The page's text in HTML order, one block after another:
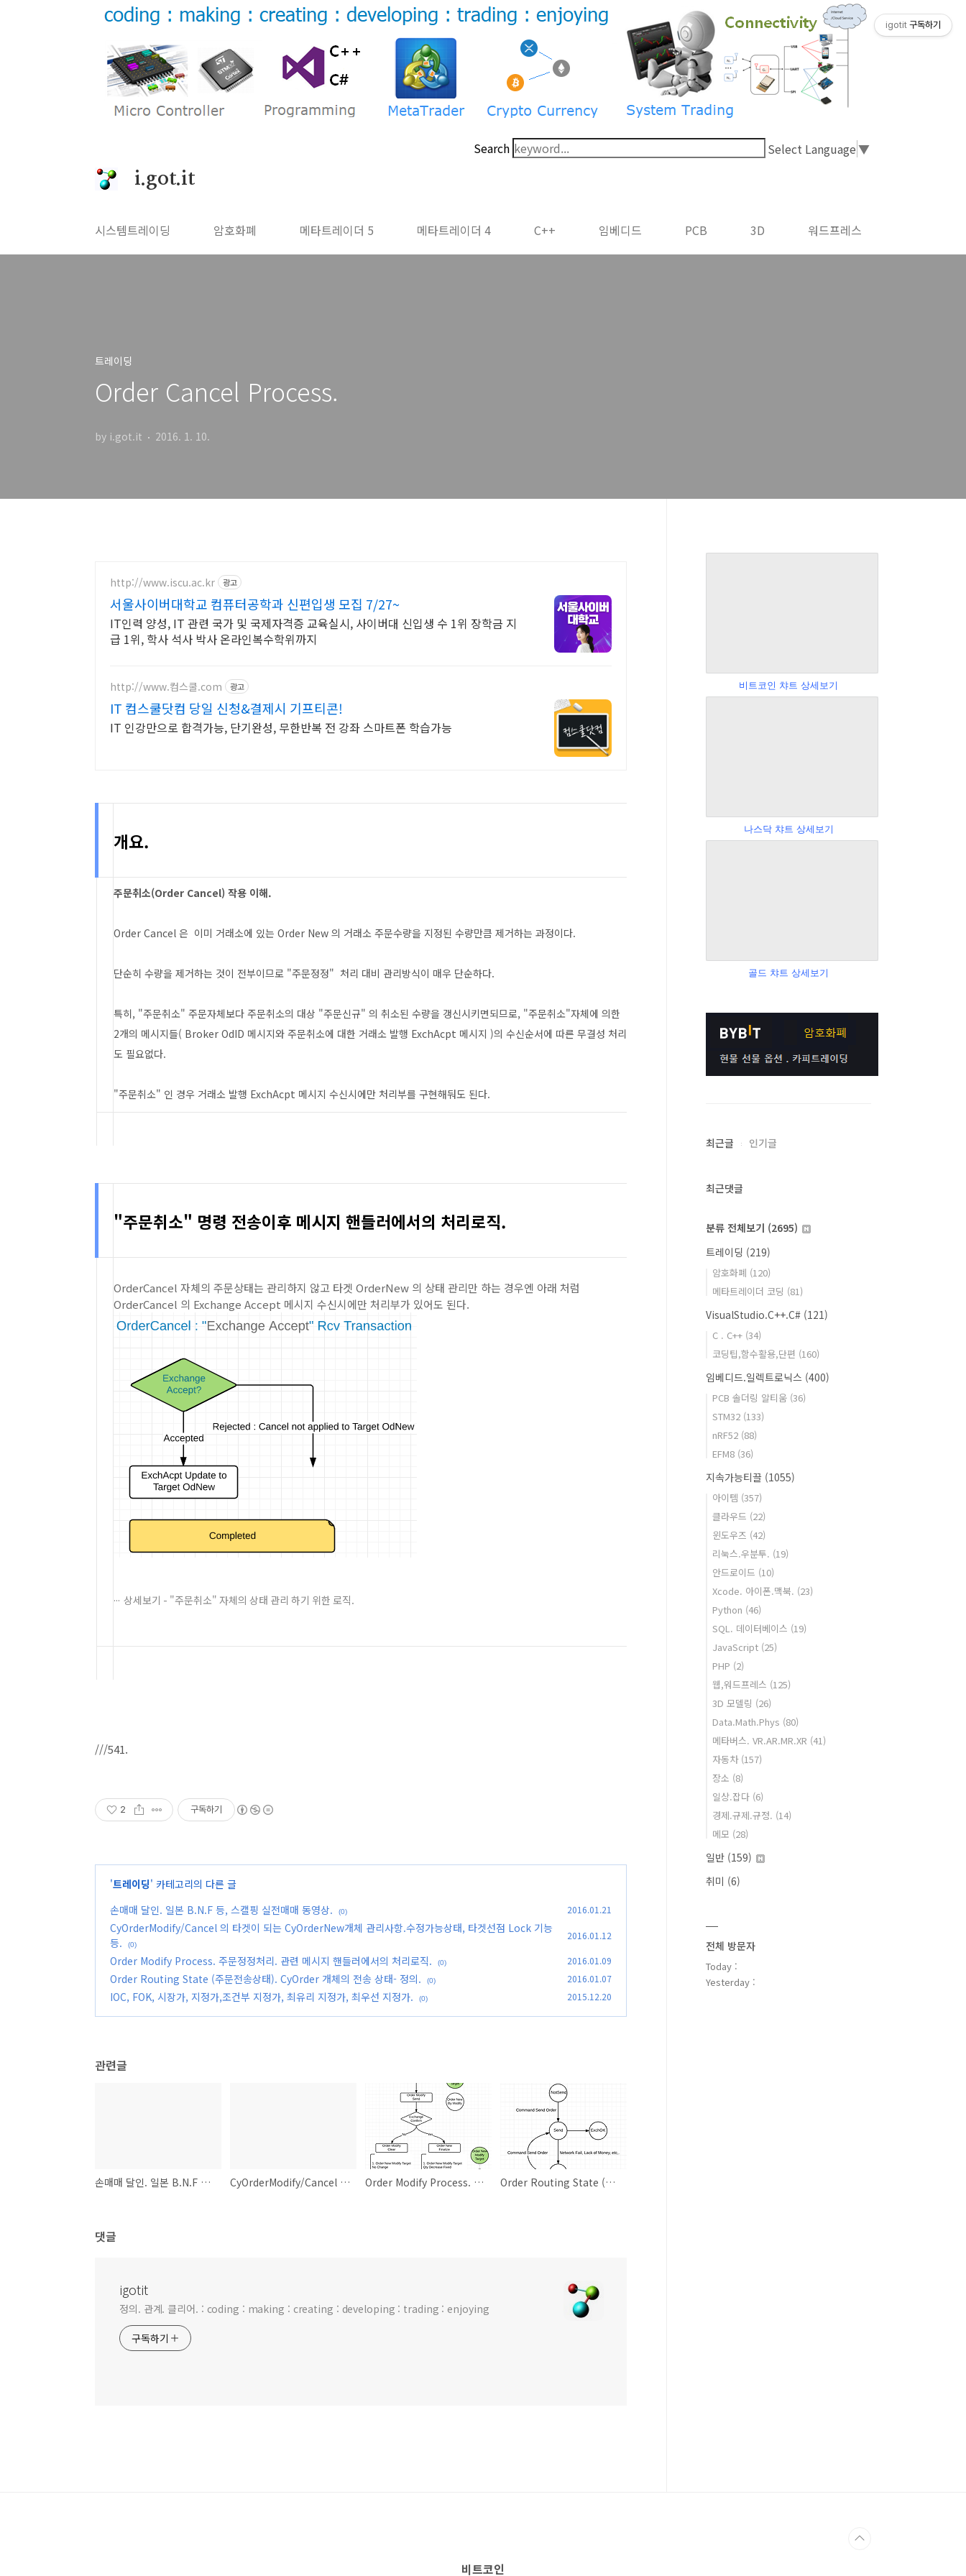
Search Select Language▼
i.got.it
시스템트레이딩 암호화폐 메타트레이더 5 메타트레이더 4 C++ 임베디드 PCB 3D 워드프레스
트레이딩
Order Cancel Process.
by i.got.it 2016. 1. 10.
http://www.iscu.ac.kr 광고
서울사이버대학교 컴퓨터공학과 신편입생 모집 7/27~
IT인력 양성, IT 관련 국가 및 국제자격증 교육실시, 사이버대 신입생 수 1위 장학금 지
급 1위, 학사 석사 박사 온라인복수학위까지
http://www.컴스쿨.com 광고
IT 컴스쿨닷컴 당일 신청&결제시 기프티콘!
IT 인강만으로 합격가능, 단기완성, 무한반복 전 강좌 스마트폰 학습가능
개요.
주문취소(Order Cancel) 작용 이해.
Order Cancel 은 이미 거래소에 있는 Order New 의 거래소 주문수량을 지정된 수량만큼 제거하는 과정이다.
단순히 수량을 제거하는 것이 전부이므로 "주문정정" 처리 대비 관리방식이 매우 단순하다.
특히, "주문취소" 주문자체보다 주문취소의 대상 "주문신규" 의 취소된 수량을 갱신시키면되므로, "주문취소"자체에 의한
2개의 메시지들( Broker OdID 메시지와 주문취소에 대한 거래소 발행 ExchAcpt 메시지 )의 수신순서에 따른 무결성 처리
도 필요없다.
"주문취소" 인 경우 거래소 발행 ExchAcpt 메시지 수신시에만 처리부를 구현해둬도 된다.
"주문취소" 명령 전송이후 메시지 핸들러에서의 처리로직.
OrderCancel 자체의 주문상태는 관리하지 않고 타겟 OrderNew 의 상태 관리만 하는 경우엔 아래 처럼
OrderCancel 의 Exchange Accept 메시지 수신시에만 처리부가 있어도 된다.
상세보기 - "주문취소" 자체의 상태 관리 하기 위한 로직.
///541.
2 구독하기
'트레이딩' 카테고리의 다른 글
손매매 달인. 일본 B.N.F 등, 스캘핑 실전매매 동영상.
(0) 2016.01.21
CyOrderModify/Cancel 의 타겟이 되는 CyOrderNew개체 관리사항.수정가능상태, 타겟선점 Lock 기능
등.
(0)
2016.01.12
Order Modify Process. 주문정정처리. 관련 메시지 핸들러에서의 처리로직. (0) 2016.01.09
Order Routing State (주문전송상태). CyOrder 개체의 전송 상태- 정의. (0) 2016.01.07
IOC, FOK, 시장가, 지정가,조건부 지정가, 최유리 지정가, 최우선 지정가. (0) 2015.12.20
관련글
손매매 달인. 일본 B.N.F 등, 스캘핑 실전매매 동영상. CyOrderModify/Cancel 의 타겟이 되는 CyOrderNew개체 관리사항.수정가능상태, 타겟선점 Lock 기능등. Order Modify Process. 주문정정처리. 관련 메시지 핸들러에서의 처리로직. Order Routing State (주문전송상태). CyOrder 개체의 전송 상태- 정의.
댓글
igotit
정의. 관계. 클리어. : coding : making : creating : developing : trading : enjoying
구독하기
비트코인 챠트 상세보기
나스닥 챠트 상세보기
골드 챠트 상세보기
최근글 인기글
최근댓글
분류 전체보기 (2695)
트레이딩 (219)
암호화폐 (120)
메타트레이더 코딩 (81)
VisualStudio.C++.C# (121)
C . C++ (34)
코딩팁,함수활용,단편 (160)
임베디드.일렉트로닉스 (400)
PCB 솔더링 알티움 (36)
STM32 (133)
nRF52 (88)
EFM8 (36)
지속가능티끌 (1055)
아이템 (357)
클라우드 (22)
윈도우즈 (42)
리눅스.우분투. (19)
안드로이드 (10)
Xcode. 아이폰.맥북. (23)
Python (46)
SQL. 데이터베이스 (19)
JavaScript (25)
PHP (2)
웹,워드프레스 (125)
3D 모델링 (26)
Data.Math.Phys (80)
메타버스. VR.AR.MR.XR (41)
자동차 (157)
장소 (8)
일상.잡다 (6)
경제.규제.규정. (14)
메모 (28)
일반 (159)
취미 (6)
전체 방문자
Today :
Yesterday :
비트코인
igotit 구독하기